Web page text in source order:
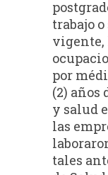
trabajo
vigente,
por
(2) años
y salud
las
tales